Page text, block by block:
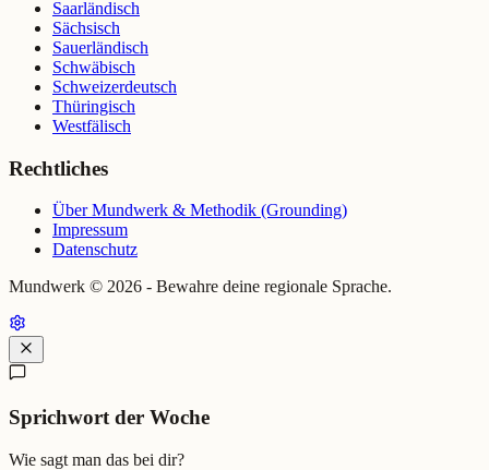
Saarländisch
Sächsisch
Sauerländisch
Schwäbisch
Schweizerdeutsch
Thüringisch
Westfälisch
Rechtliches
Über Mundwerk & Methodik (Grounding)
Impressum
Datenschutz
Mundwerk © 2026 - Bewahre deine regionale Sprache.
Sprichwort der Woche
Wie sagt man das bei dir?